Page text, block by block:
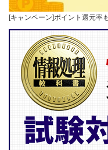
[キャンペーン]ポイント還元